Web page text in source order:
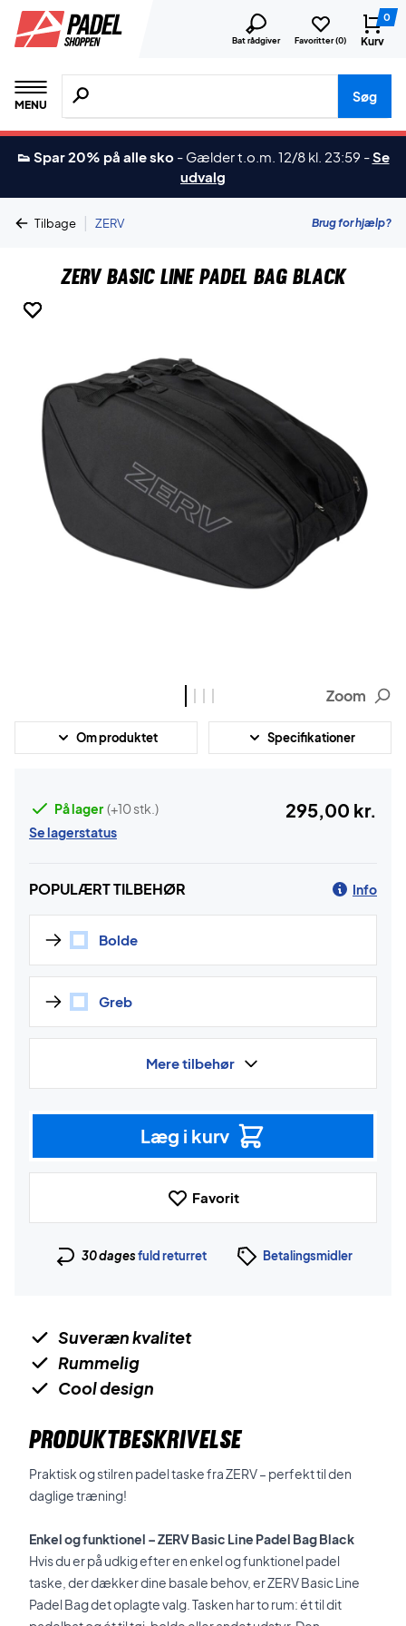
Bat rådgiver Favoritter (0)
0
Kurv
MENU
Søg efter produkter, mærker etc.
Søg
👟 Spar 20% på alle sko - Gælder t.o.m. 12/8 kl. 23:59 -Se
udvalg
Tilbage | ZERV Brug for hjælp?
ZERV Basic Line Padel Bag Black
Zoom
Om produktet Specifikationer
På lager (+10 stk.)
Se lagerstatus
295,00 kr.
POPULÆRT TILBEHØR Info
Bolde
Greb
Mere tilbehør
Læg i kurv
Favorit
30 dagesfuld returret Betalingsmidler
Suveræn kvalitet
Rummelig
Cool design
PRODUKTBESKRIVELSE
Praktisk og stilren padel taske fra ZERV – perfekt til den
daglige træning!
Enkel og funktionel – ZERV Basic Line Padel Bag Black
Hvis du er på udkig efter en enkel og funktionel padel
taske, der dækker dine basale behov, er ZERV Basic Line
Padel Bag det oplagte valg. Tasken har to rum: ét til dit